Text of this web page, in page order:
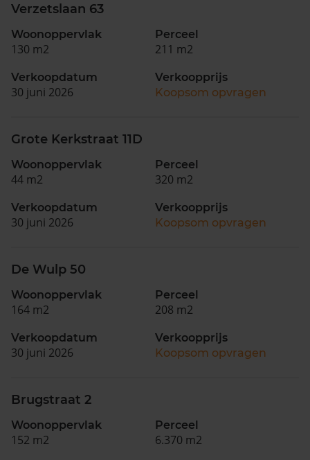
Verzetslaan 63
Woonoppervlak
130 m2
Perceel
211 m2
Verkoopdatum
30 juni 2026
Verkoopprijs
Koopsom opvragen
Grote Kerkstraat 11D
Woonoppervlak
44 m2
Perceel
320 m2
Verkoopdatum
30 juni 2026
Verkoopprijs
Koopsom opvragen
De Wulp 50
Woonoppervlak
164 m2
Perceel
208 m2
Verkoopdatum
30 juni 2026
Verkoopprijs
Koopsom opvragen
Brugstraat 2
Woonoppervlak
152 m2
Perceel
6.370 m2